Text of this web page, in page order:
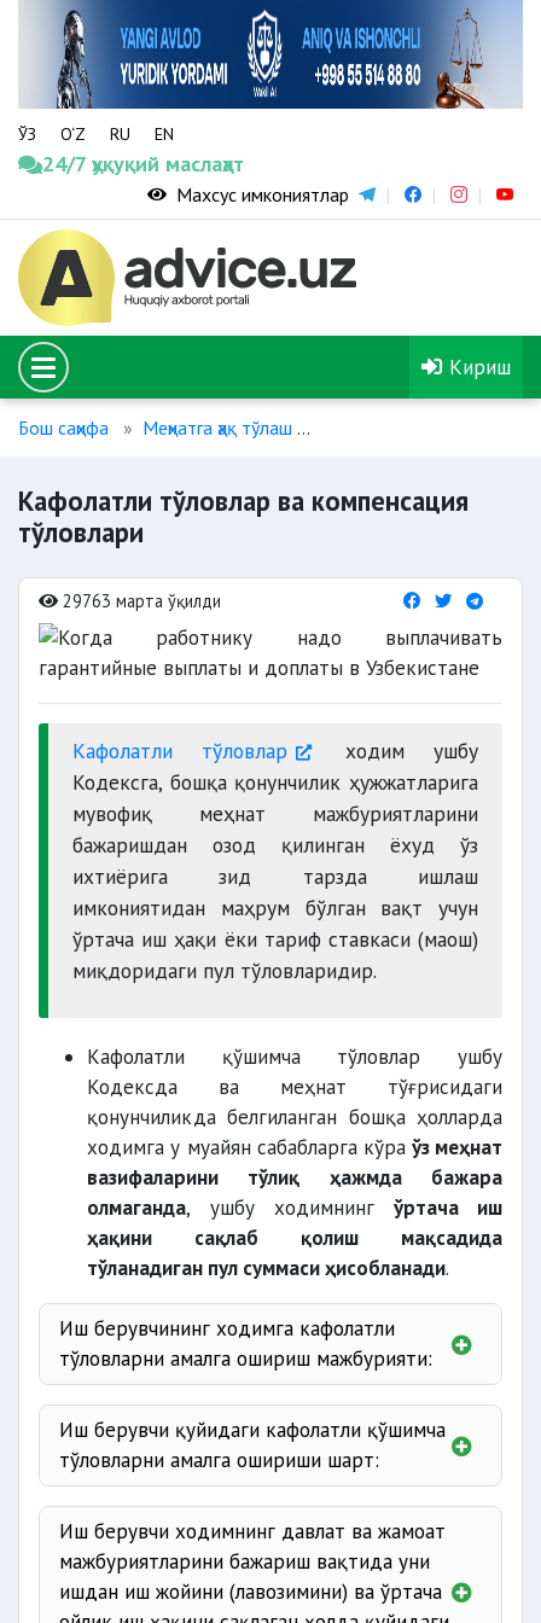
ЎЗ O‘Z RU EN
24/7 ҳуқуқий маслаҳат
Махсус имкониятлар
Кириш
Бош саҳифа Меҳнатга ҳақ тўлаш
Кафолатли тўловлар ва компенсация
тўловлари
29763 марта ўқилди
Кафолатли тўловлар
ходим ушбу
Кодексга, бошқа қонунчилик ҳужжатларига
мувофиқ меҳнат мажбуриятларини
бажаришдан озод қилинган ёхуд ўз
ихтиёрига зид тарзда ишлаш
имкониятидан маҳрум бўлган вақт учун
ўртача иш ҳақи ёки тариф ставкаси (маош)
миқдоридаги пул тўловларидир.
Кафолатли қўшимча тўловлар ушбу
Кодексда ва меҳнат тўғрисидаги
қонунчиликда белгиланган бошқа ҳолларда
ходимга у муайян сабабларга кўра ўз меҳнат
вазифаларини тўлиқ ҳажмда бажара
олмаганда, ушбу ходимнинг ўртача иш
ҳақини сақлаб қолиш мақсадида
тўланадиган пул суммаси ҳисобланади.
Иш берувчининг ходимга кафолатли
тўловларни амалга ошириш мажбурияти:
ходим жамоавий музокараларда
Иш берувчи қуйидаги кафолатли қўшимча
тўловларни амалга ошириши шарт:
бекор туриб қолиш чоғида
Иш берувчи ходимнинг давлат ва жамоат
мажбуриятларини бажариш вақтида уни
ишдан иш жойини (лавозимини) ва ўртача